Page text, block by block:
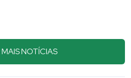
a maior
de Piumhi e região
NOTÍCIAS